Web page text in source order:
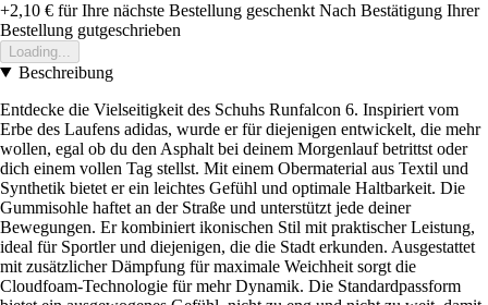
+2,10 € für Ihre nächste Bestellung geschenkt Nach Bestätigung Ihrer
Bestellung gutgeschrieben
Loading...
Beschreibung
Entdecke die Vielseitigkeit des Schuhs Runfalcon 6. Inspiriert vom
Erbe des Laufens adidas, wurde er für diejenigen entwickelt, die mehr
wollen, egal ob du den Asphalt bei deinem Morgenlauf betrittst oder
dich einem vollen Tag stellst. Mit einem Obermaterial aus Textil und
Synthetik bietet er ein leichtes Gefühl und optimale Haltbarkeit. Die
Gummisohle haftet an der Straße und unterstützt jede deiner
Bewegungen. Er kombiniert ikonischen Stil mit praktischer Leistung,
ideal für Sportler und diejenigen, die die Stadt erkunden. Ausgestattet
mit zusätzlicher Dämpfung für maximale Weichheit sorgt die
Cloudfoam-Technologie für mehr Dynamik. Die Standardpassform